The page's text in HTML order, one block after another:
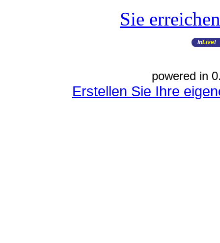
Sie
InLive!
powered in
Erstellen Sie Ihre